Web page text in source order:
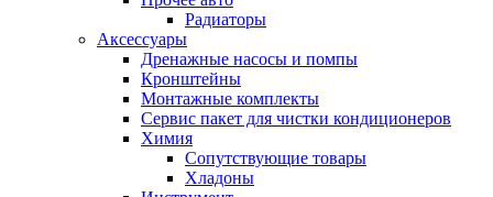
Радиаторы
Аксессуары
Дренажные насосы и помпы
Кронштейны
Монтажные комплекты
Сервис пакет для чистки кондиционеров
Химия
Сопутствующие товары
Хладоны